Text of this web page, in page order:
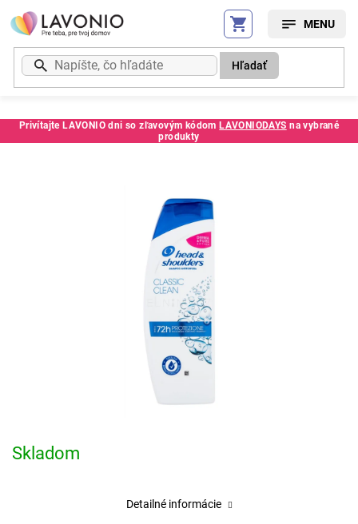
Prejsť
na
obsah
Privítajte LAVONIO dni so zľavovým kódom LAVONIODAYS na vybrané
produkty
Hľadať
Kód: 61110SC
Skladom
Detailné informácie